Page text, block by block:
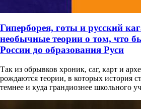
Гиперборея, готы и русский
необычные теории о том, что
России до образования Руси
Так из обрывков хроник, саг, карт и
рождаются теории, в которых история
темнее и куда грандиознее школьного